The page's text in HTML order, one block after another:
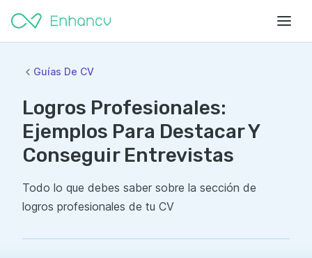
Guías De CV
Logros Profesionales:
Ejemplos Para Destacar Y
Conseguir Entrevistas
Todo lo que debes saber sobre la sección de
logros profesionales de tu CV